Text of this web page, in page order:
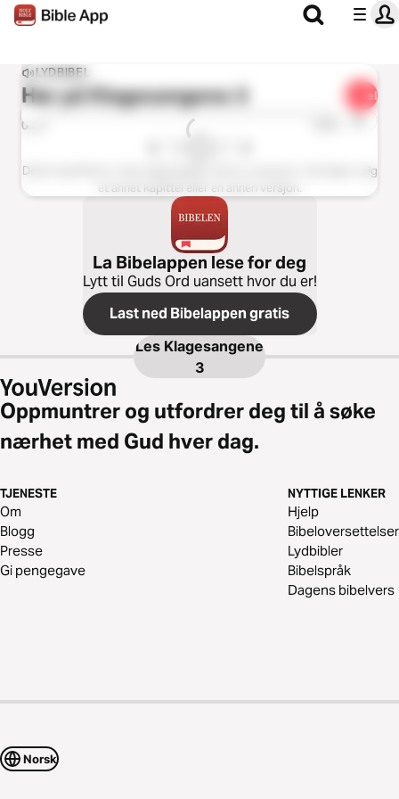
LYDBIBEL
Hør påKlagesangene 3 Del
0:00
Dette kapittelet er ikke tilgjengelig i denne versjonen. Vennligst velg
et annet kapittel eller en annen versjon.
La Bibelappen lese for deg
Lytt til Guds Ord uansett hvor du er!
Last ned Bibelappen gratis
Les Klagesangene
3
Oppmuntrer og utfordrer deg til å søke
nærhet med Gud hver dag.
TJENESTE
Om
Blogg
Presse
Gi pengegave
NYTTIGE LENKER
Hjelp
Bibeloversettelser
Lydbibler
Bibelspråk
Dagens bibelvers
Norsk